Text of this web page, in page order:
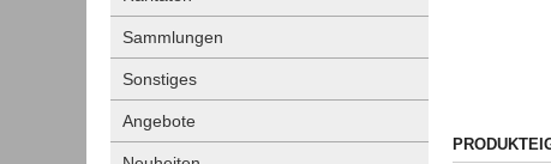
Sammlungen
Sonstiges
Angebote